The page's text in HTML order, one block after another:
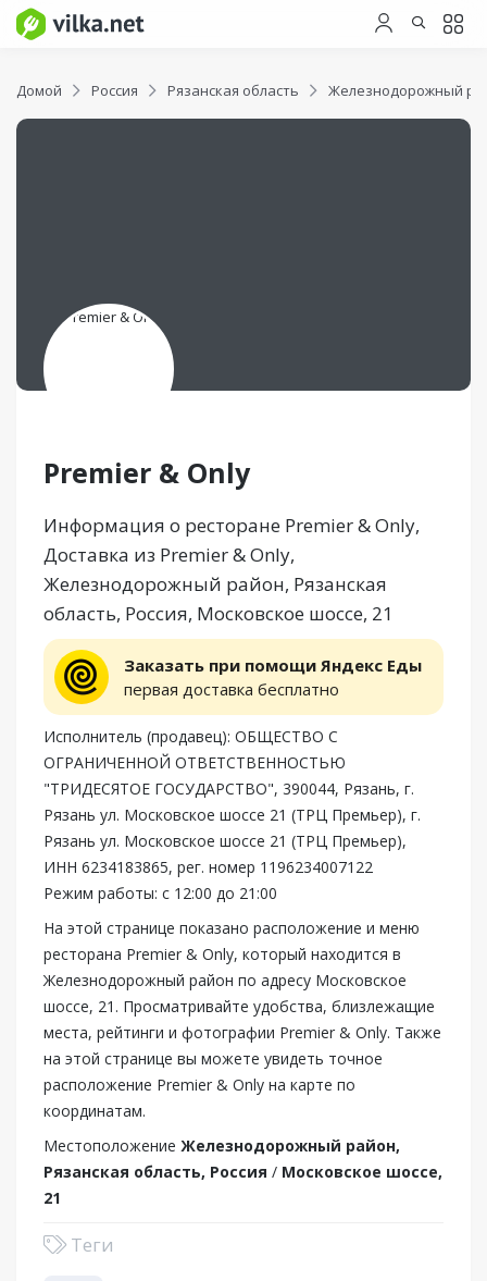
Домой Россия Рязанская область Железнодорожный
Premier & Only
Информация о ресторане Premier & Only,
Доставка из Premier & Only,
Железнодорожный район, Рязанская
область, Россия, Московское шоссе, 21
Заказать при помощи Яндекс Еды
первая доставка бесплатно
Исполнитель (продавец): ОБЩЕСТВО С
ОГРАНИЧЕННОЙ ОТВЕТСТВЕННОСТЬЮ
"ТРИДЕСЯТОЕ ГОСУДАРСТВО", 390044, Рязань, г.
Рязань ул. Московское шоссе 21 (ТРЦ Премьер), г.
Рязань ул. Московское шоссе 21 (ТРЦ Премьер),
ИНН 6234183865, рег. номер 1196234007122
Режим работы: с 12:00 до 21:00
На этой странице показано расположение и меню
ресторана Premier & Only, который находится в
Железнодорожный район по адресу Московское
шоссе, 21. Просматривайте удобства, близлежащие
места, рейтинги и фотографии Premier & Only. Также
на этой странице вы можете увидеть точное
расположение Premier & Only на карте по
координатам.
Местоположение Железнодорожный район,
Рязанская область, Россия / Московское шоссе,
21
Теги